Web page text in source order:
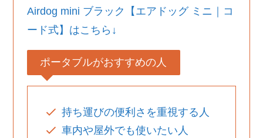
Airdog mini ブラック【エアドッグ ミニ｜コ
ード式】はこちら↓
ポータブルがおすすめの人
持ち運びの便利さを重視する人
車内や屋外でも使いたい人